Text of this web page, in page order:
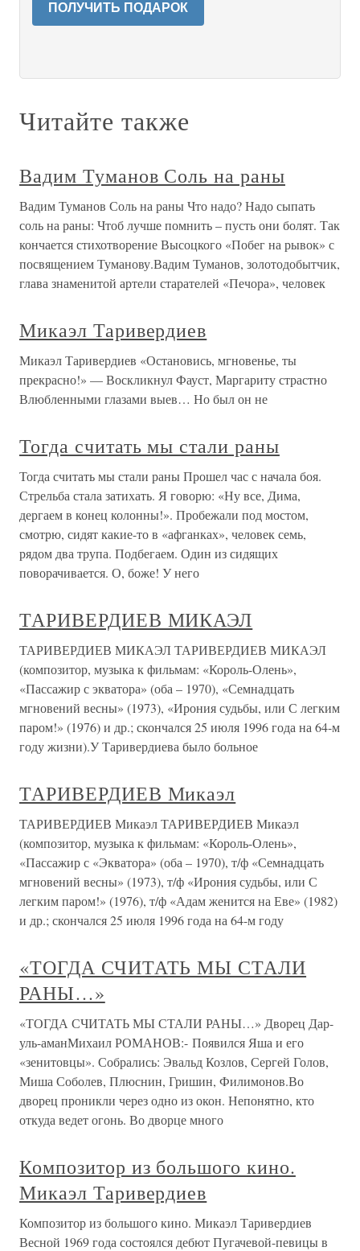
ПОЛУЧИТЬ ПОДАРОК
Читайте также
Вадим Туманов Соль на раны
Вадим Туманов Соль на раны Что надо? Надо сыпать
соль на раны: Чтоб лучше помнить – пусть они болят. Так
кончается стихотворение Высоцкого «Побег на рывок» с
посвящением Туманову.Вадим Туманов, золотодобытчик,
глава знаменитой артели старателей «Печора», человек
Микаэл Таривердиев
Микаэл Таривердиев «Остановись, мгновенье, ты
прекрасно!» — Воскликнул Фауст, Маргариту страстно
Влюбленными глазами выев… Но был он не
Тогда считать мы стали раны
Тогда считать мы стали раны Прошел час с начала боя.
Стрельба стала затихать. Я говорю: «Ну все, Дима,
дергаем в конец колонны!». Пробежали под мостом,
смотрю, сидят какие-то в «афганках», человек семь,
рядом два трупа. Подбегаем. Один из сидящих
поворачивается. О, боже! У него
ТАРИВЕРДИЕВ МИКАЭЛ
ТАРИВЕРДИЕВ МИКАЭЛ ТАРИВЕРДИЕВ МИКАЭЛ
(композитор, музыка к фильмам: «Король-Олень»,
«Пассажир с экватора» (оба – 1970), «Семнадцать
мгновений весны» (1973), «Ирония судьбы, или С легким
паром!» (1976) и др.; скончался 25 июля 1996 года на 64-м
году жизни).У Таривердиева было больное
ТАРИВЕРДИЕВ Микаэл
ТАРИВЕРДИЕВ Микаэл ТАРИВЕРДИЕВ Микаэл
(композитор, музыка к фильмам: «Король-Олень»,
«Пассажир с «Экватора» (оба – 1970), т/ф «Семнадцать
мгновений весны» (1973), т/ф «Ирония судьбы, или С
легким паром!» (1976), т/ф «Адам женится на Еве» (1982)
и др.; скончался 25 июля 1996 года на 64-м году
«ТОГДА СЧИТАТЬ МЫ СТАЛИ
РАНЫ…»
«ТОГДА СЧИТАТЬ МЫ СТАЛИ РАНЫ…» Дворец Дар-
уль-аманМихаил РОМАНОВ:- Появился Яша и его
«зенитовцы». Собрались: Эвальд Козлов, Сергей Голов,
Миша Соболев, Плюснин, Гришин, Филимонов.Во
дворец проникли через одно из окон. Непонятно, кто
откуда ведет огонь. Во дворце много
Композитор из большого кино.
Микаэл Таривердиев
Композитор из большого кино. Микаэл Таривердиев
Весной 1969 года состоялся дебют Пугачевой-певицы в